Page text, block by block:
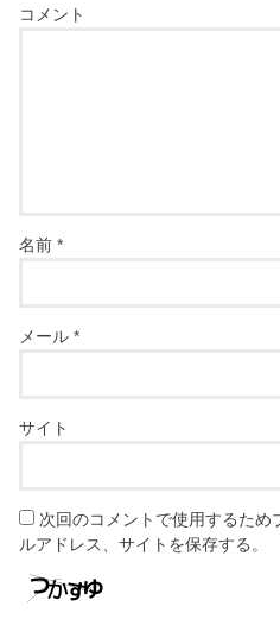
コメント
名前*
メール*
サイト
次回のコメントで使用するた
ルアドレス、サイトを保存する。